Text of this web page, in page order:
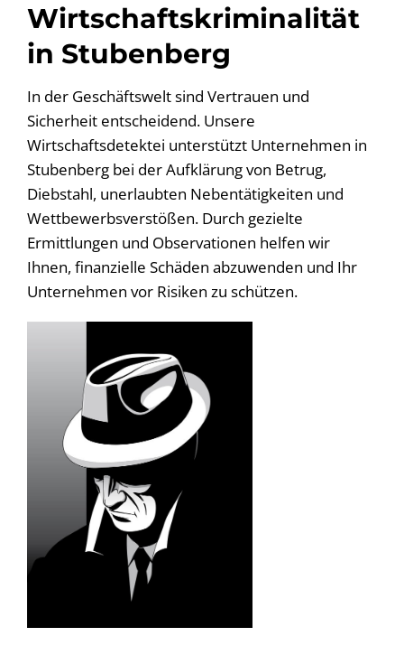
Wirtschaftskriminalität
in Stubenberg
In der Geschäftswelt sind Vertrauen und
Sicherheit entscheidend. Unsere
Wirtschaftsdetektei unterstützt Unternehmen in
Stubenberg bei der Aufklärung von Betrug,
Diebstahl, unerlaubten Nebentätigkeiten und
Wettbewerbsverstößen. Durch gezielte
Ermittlungen und Observationen helfen wir
Ihnen, finanzielle Schäden abzuwenden und Ihr
Unternehmen vor Risiken zu schützen.